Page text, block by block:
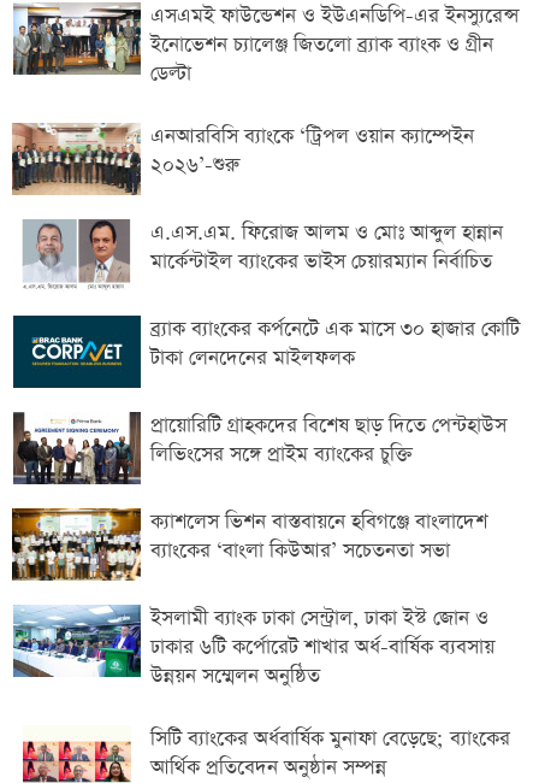
এসএমই ফাউন্ডেশন ও ইউএনডিপি-এর ইনস্যুরেন্স
ইনোভেশন চ্যালেঞ্জ জিতলো ব্র্যাক ব্যাংক ও গ্রীন
ডেল্টা
এনআরবিসি ব্যাংকে ‘ট্রিপল ওয়ান ক্যাম্পেইন
২০২৬’-শুরু
এ.এস.এম. ফিরোজ আলম ও মোঃ আব্দুল হান্নান
মার্কেন্টাইল ব্যাংকের ভাইস চেয়ারম্যান নির্বাচিত
ব্র্যাক ব্যাংকের কর্পনেটে এক মাসে ৩০ হাজার কোটি
টাকা লেনদেনের মাইলফলক
প্রায়োরিটি গ্রাহকদের বিশেষ ছাড় দিতে পেন্টহাউস
লিভিংসের সঙ্গে প্রাইম ব্যাংকের চুক্তি
ক্যাশলেস ভিশন বাস্তবায়নে হবিগঞ্জে বাংলাদেশ
ব্যাংকের ‘বাংলা কিউআর’ সচেতনতা সভা
ইসলামী ব্যাংক ঢাকা সেন্ট্রাল, ঢাকা ইস্ট জোন ও
ঢাকার ৬টি কর্পোরেট শাখার অর্ধ-বার্ষিক ব্যবসায়
উন্নয়ন সম্মেলন অনুষ্ঠিত
সিটি ব্যাংকের অর্ধবার্ষিক মুনাফা বেড়েছে; ব্যাংকের
আর্থিক প্রতিবেদন অনুষ্ঠান সম্পন্ন